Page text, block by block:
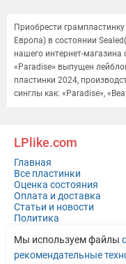
Приобрести
Европа) в состоянии
нашего интернет-
«Paradise» выпущен
пластинки 2024,
синглы как: «Paradise»,
LPlike.com
Главная
Все пластинки
Оценка состояния
Оплата и доставка
Статьи и новости
Политика
Контакты
Полная версия сайта
Мы используем файлы
рекомендательные